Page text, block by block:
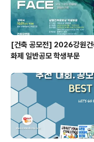
[건축 공모전] 2026강원건
화제 일반공모 학생부문